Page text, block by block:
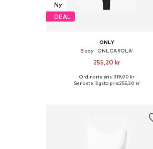
Ny
DEAL
ONLY
Body 'ONLCAROLA'
255,20 kr
Tillgängliga storlekar: XS, S, M, L, XL
Ordinarie pris: 319,00 kr
Senaste lägsta pris:255,20 kr